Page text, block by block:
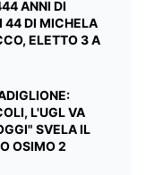
ANNI DI
44 DI MICHELA
ELETTO 3 A
L'UGL VA
SVELA IL
OSIMO 2